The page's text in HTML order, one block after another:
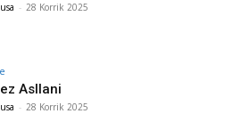
- 28 Korrik 2025
Asllani
- 28 Korrik 2025